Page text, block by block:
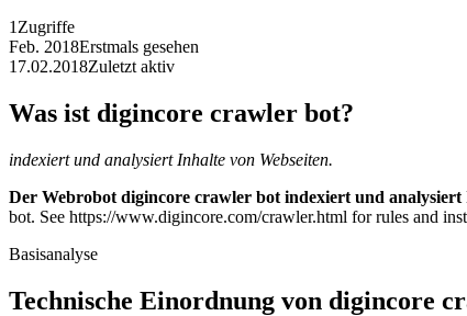
1 Zugriffe
Feb. 2018Erstmals gesehen
17.02.2018Zuletzt aktiv
Was ist digincore crawler bot?
indexiert und analysiert Inhalte von Webseiten.
Der Webrobot digincore crawler bot indexiert und analysiert
bot. See https://www.digincore.com/crawler.html for rules and
Basisanalyse
Technische Einordnung von digincore